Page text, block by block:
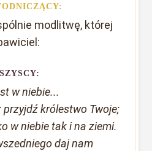
modlitwę, której
w niebie...
przyjdź królestwo Twoje;
w niebie tak i na ziemi.
daj nam